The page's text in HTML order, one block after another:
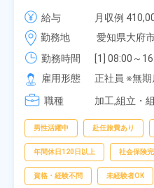
給・業績賞与あり！組立
種作業！《愛知県大府市
給与
月収例
月給
勤務地
愛知県大府
勤務時間
[1] 08:00～
[2] 06:25～
[3] 17:05～
雇用形態
正社員 ※無
職種
加工,組立・
男性活躍中 赴任旅費あり
年間休日120日以上 社会保険
資格・経験不問 未経験者OK